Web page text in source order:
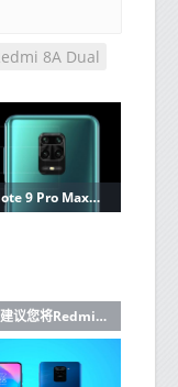
8A Dual
Redmi Note 9 Pro Max带回大屏幕体验
Redmi不建议您将Redmi K30 Pro的刷新率调整到80Hz